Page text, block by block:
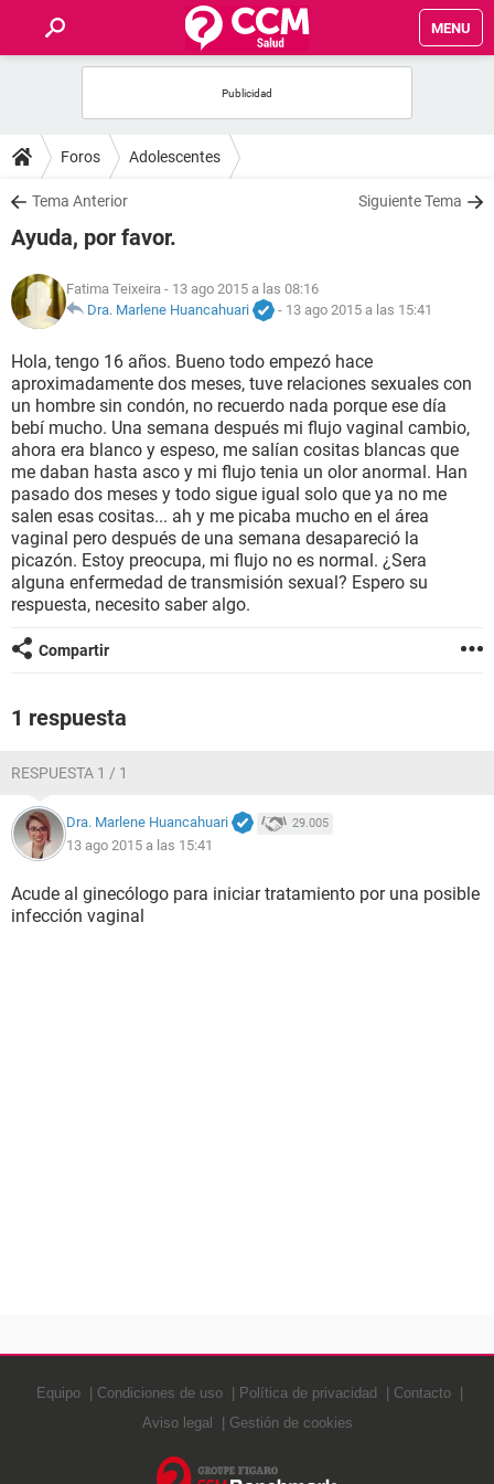
MENU
FOROS
SALUD
FAMILIA
NUTRICIÓN
BIENESTAR
SEXUALIDAD
GLOSARIO
Foros Adolescentes
Tema Anterior Siguiente Tema
Ayuda, por favor.
Fatima Teixeira - 13 ago 2015 a las 08:16
Dra. Marlene Huancahuari
- 13 ago 2015 a las 15:41
Hola, tengo 16 años. Bueno todo empezó hace
aproximadamente dos meses, tuve relaciones sexuales con
un hombre sin condón, no recuerdo nada porque ese día
bebí mucho. Una semana después mi flujo vaginal cambio,
ahora era blanco y espeso, me salían cositas blancas que
me daban hasta asco y mi flujo tenia un olor anormal. Han
pasado dos meses y todo sigue igual solo que ya no me
salen esas cositas... ah y me picaba mucho en el área
vaginal pero después de una semana desapareció la
picazón. Estoy preocupa, mi flujo no es normal. ¿Sera
alguna enfermedad de transmisión sexual? Espero su
respuesta, necesito saber algo.
Compartir
1 respuesta
RESPUESTA 1 / 1
Dra. Marlene Huancahuari 29.005
13 ago 2015 a las 15:41
Acude al ginecólogo para iniciar tratamiento por una posible
infección vaginal
Equipo Condiciones de uso Política de privacidad
Contacto
Aviso legal
Gestión de cookies